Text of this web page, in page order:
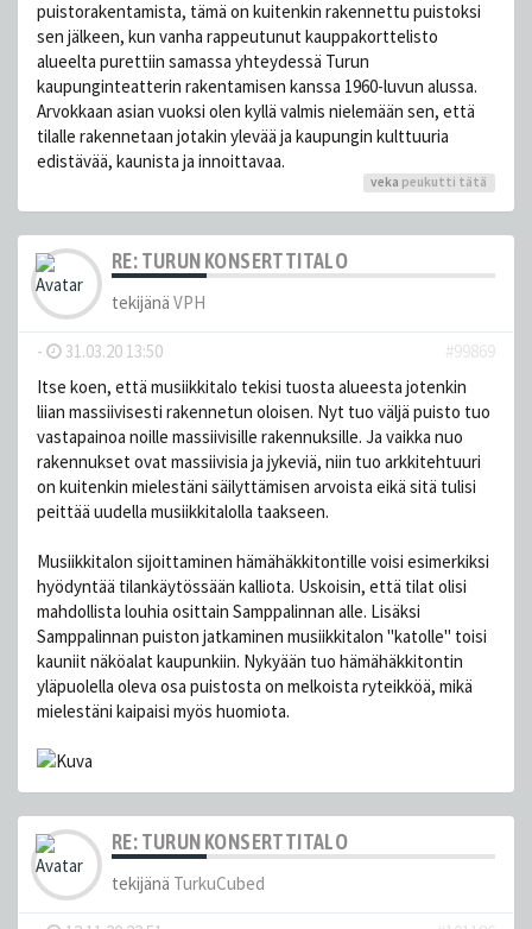
puistorakentamista, tämä on kuitenkin rakennettu puistoksi
sen jälkeen, kun vanha rappeutunut kauppakorttelisto
alueelta purettiin samassa yhteydessä Turun
kaupunginteatterin rakentamisen kanssa 1960-luvun alussa.
Arvokkaan asian vuoksi olen kyllä valmis nielemään sen, että
tilalle rakennetaan jotakin ylevää ja kaupungin kulttuuria
edistävää, kaunista ja innoittavaa.
veka peukutti tätä
RE: TURUN KONSERTTITALO
tekijänä VPH
- 31.03.20 13:50
#99869
Itse koen, että musiikkitalo tekisi tuosta alueesta jotenkin
liian massiivisesti rakennetun oloisen. Nyt tuo väljä puisto tuo
vastapainoa noille massiivisille rakennuksille. Ja vaikka nuo
rakennukset ovat massiivisia ja jykeviä, niin tuo arkkitehtuuri
on kuitenkin mielestäni säilyttämisen arvoista eikä sitä tulisi
peittää uudella musiikkitalolla taakseen.
Musiikkitalon sijoittaminen hämähäkkitontille voisi esimerkiksi
hyödyntää tilankäytössään kalliota. Uskoisin, että tilat olisi
mahdollista louhia osittain Samppalinnan alle. Lisäksi
Samppalinnan puiston jatkaminen musiikkitalon "katolle" toisi
kauniit näköalat kaupunkiin. Nykyään tuo hämähäkkitontin
yläpuolella oleva osa puistosta on melkoista ryteikköä, mikä
mielestäni kaipaisi myös huomiota.
RE: TURUN KONSERTTITALO
tekijänä TurkuCubed